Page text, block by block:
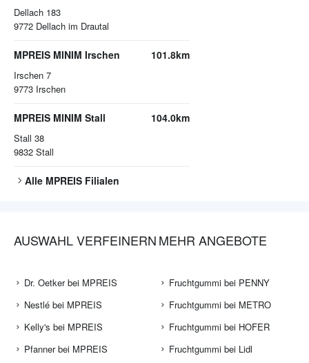
Dellach 183
9772 Dellach im Drautal
MPREIS MINIM Irschen
Irschen 7
9773 Irschen
101.8km
MPREIS MINIM Stall
Stall 38
9832 Stall
104.0km
Alle MPREIS Filialen
AUSWAHL VERFEINERN
Dr. Oetker bei MPREIS
Nestlé bei MPREIS
Kelly's bei MPREIS
Pfanner bei MPREIS
MEHR ANGEBOTE
Fruchtgummi bei PENNY
Fruchtgummi bei METRO
Fruchtgummi bei HOFER
Fruchtgummi bei Lidl